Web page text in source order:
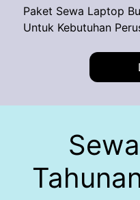
Paket Sewa Laptop
Untuk Kebutuhan